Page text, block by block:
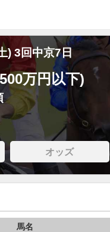
) 3回中京7日
万円以下)
オッズ
馬名